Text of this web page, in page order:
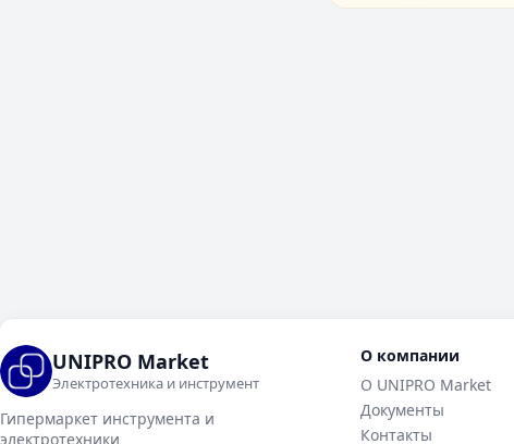
UNIPRO Market
Электротехника и инструмент
Гипермаркет инструмента и
электротехники
О компании
О UNIPRO Market
Документы
Контакты